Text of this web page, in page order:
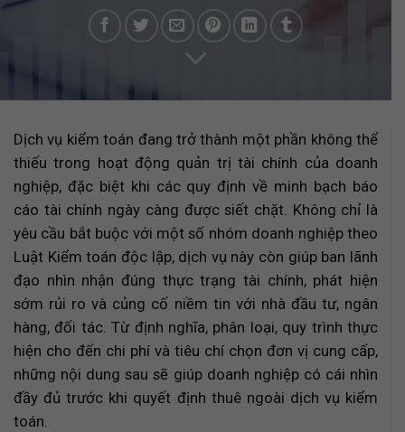
Dịch vụ kiểm toán đang trở thành một phần không thể
thiếu trong hoạt động quản trị tài chính của doanh
nghiệp, đặc biệt khi các quy định về minh bạch báo
cáo tài chính ngày càng được siết chặt. Không chỉ là
yêu cầu bắt buộc với một số nhóm doanh nghiệp theo
Luật Kiểm toán độc lập, dịch vụ này còn giúp ban lãnh
đạo nhìn nhận đúng thực trạng tài chính, phát hiện
sớm rủi ro và củng cố niềm tin với nhà đầu tư, ngân
hàng, đối tác. Từ định nghĩa, phân loại, quy trình thực
hiện cho đến chi phí và tiêu chí chọn đơn vị cung cấp,
những nội dung sau sẽ giúp doanh nghiệp có cái nhìn
đầy đủ trước khi quyết định thuê ngoài dịch vụ kiểm
toán.